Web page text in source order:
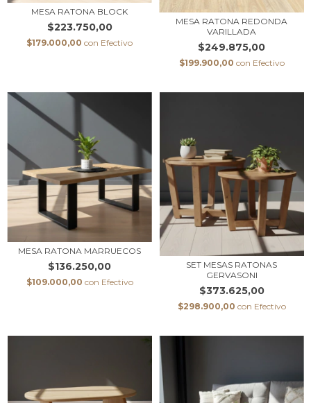
MESA RATONA BLOCK
$223.750,00
$179.000,00 con Efectivo
MESA RATONA REDONDA
VARILLADA
$249.875,00
$199.900,00 con Efectivo
MESA RATONA MARRUECOS
$136.250,00
$109.000,00 con Efectivo
SET MESAS RATONAS
GERVASONI
$373.625,00
$298.900,00 con Efectivo